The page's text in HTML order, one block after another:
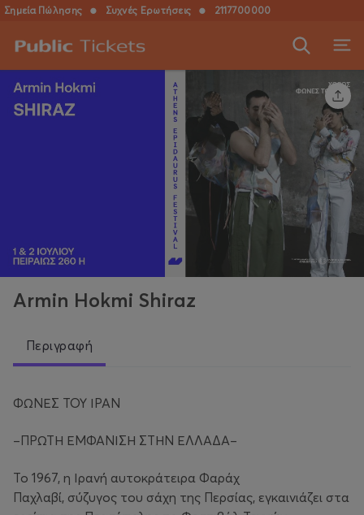
Σημεία Πώλησης ● Συχνές Ερωτήσεις ● 2117700000
Armin Hokmi Shiraz
Περιγραφή
ΦΩΝΕΣ ΤΟΥ ΙΡΑΝ
–ΠΡΩΤΗ ΕΜΦΑΝΙΣΗ ΣΤΗΝ ΕΛΛΑΔΑ–
Το 1967, η Ιρανή αυτοκράτειρα Φαράχ
Παχλαβί, σύζυγος του σάχη της Περσίας, εγκαινιάζει στα